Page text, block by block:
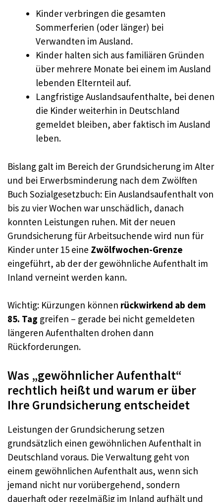
Kinder verbringen die gesamten
Sommerferien (oder länger) bei
Verwandten im Ausland.
Kinder halten sich aus familiären Gründen
über mehrere Monate bei einem im Ausland
lebenden Elternteil auf.
Langfristige Auslandsaufenthalte, bei denen
die Kinder weiterhin in Deutschland
gemeldet bleiben, aber faktisch im Ausland
leben.
Bislang galt im Bereich der Grundsicherung im Alter
und bei Erwerbsminderung nach dem Zwölften
Buch Sozialgesetzbuch: Ein Auslandsaufenthalt von
bis zu vier Wochen war unschädlich, danach
konnten Leistungen ruhen. Mit der neuen
Grundsicherung für Arbeitsuchende wird nun für
Kinder unter 15 eine Zwölfwochen-Grenze
eingeführt, ab der der gewöhnliche Aufenthalt im
Inland verneint werden kann.
Wichtig: Kürzungen können rückwirkend ab dem
85. Tag greifen – gerade bei nicht gemeldeten
längeren Aufenthalten drohen dann
Rückforderungen.
Was „gewöhnlicher Aufenthalt“
rechtlich heißt und warum er über
Ihre Grundsicherung entscheidet
Leistungen der Grundsicherung setzen
grundsätzlich einen gewöhnlichen Aufenthalt in
Deutschland voraus. Die Verwaltung geht von
einem gewöhnlichen Aufenthalt aus, wenn sich
jemand nicht nur vorübergehend, sondern
dauerhaft oder regelmäßig im Inland aufhält und